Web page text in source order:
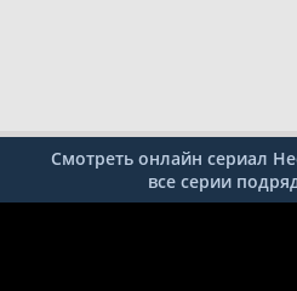
Смотреть онлайн сериал
все серии